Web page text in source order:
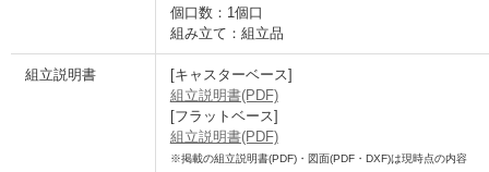
個口数：1個口
組み立て：組立品
組立説明書
[キャスターベース]
組立説明書(PDF)
[フラットベース]
組立説明書(PDF)
※掲載の組立説明書(PDF)・図面(PDF・DXF)は現時点の内容